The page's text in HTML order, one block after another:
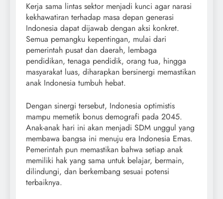
Kerja sama lintas sektor menjadi kunci agar narasi
kekhawatiran terhadap masa depan generasi
Indonesia dapat dijawab dengan aksi konkret.
Semua pemangku kepentingan, mulai dari
pemerintah pusat dan daerah, lembaga
pendidikan, tenaga pendidik, orang tua, hingga
masyarakat luas, diharapkan bersinergi memastikan
anak Indonesia tumbuh hebat.
Dengan sinergi tersebut, Indonesia optimistis
mampu memetik bonus demografi pada 2045.
Anak-anak hari ini akan menjadi SDM unggul yang
membawa bangsa ini menuju era Indonesia Emas.
Pemerintah pun memastikan bahwa setiap anak
memiliki hak yang sama untuk belajar, bermain,
dilindungi, dan berkembang sesuai potensi
terbaiknya.